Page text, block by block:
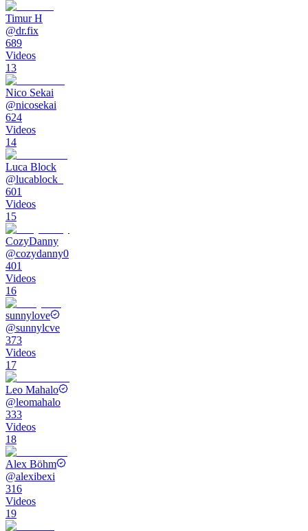
Timur H
@dr.fix
689
Videos
13
Nico Sekai
@nicosekai
624
Videos
14
Luca Block
@lucablock_
601
Videos
15
CozyDanny
@cozydanny0
401
Videos
16
sunnylove
@sunnylcve
373
Videos
17
Leo Mahalo
@leomahalo
333
Videos
18
Alex Böhm
@alexibexi
316
Videos
19